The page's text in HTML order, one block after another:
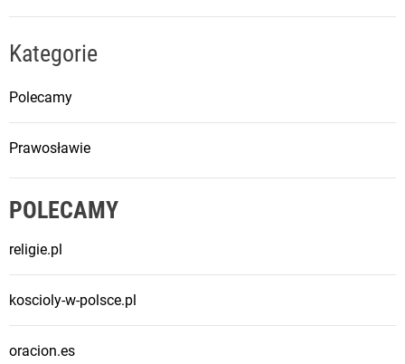
Kategorie
Polecamy
Prawosławie
POLECAMY
religie.pl
koscioly-w-polsce.pl
oracion.es